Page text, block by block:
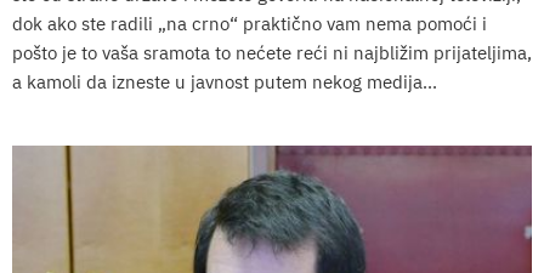
dok ako ste radili „na crno“ praktično vam nema pomoći i
pošto je to vaša sramota to nećete reći ni najbližim prijateljima,
a kamoli da izneste u javnost putem nekog medija...